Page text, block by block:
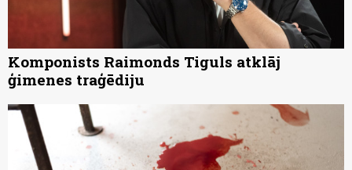
Komponists Raimonds Tiguls atklāj
ģimenes traģēdiju